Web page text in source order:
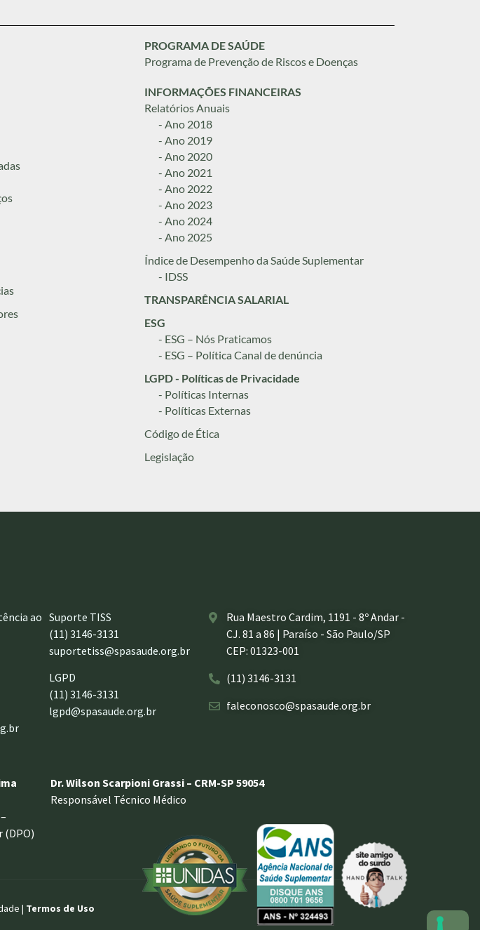
PROGRAMA DE SAÚDE
Programa de Prevenção de Riscos e Doenças
INFORMAÇÕES FINANCEIRAS
Relatórios Anuais
- Ano 2018
- Ano 2019
- Ano 2020
- Ano 2021
- Ano 2022
- Ano 2023
- Ano 2024
- Ano 2025
Índice de Desempenho da Saúde Suplementar
- IDSS
TRANSPARÊNCIA SALARIAL
ESG
- ESG – Nós Praticamos
- ESG – Política Canal de denúncia
LGPD - Políticas de Privacidade
- Políticas Internas
- Políticas Externas
Código de Ética
Legislação
ao Suporte TISS
(11) 3146-3131
suportetiss@spasaude.org.br
LGPD
(11) 3146-3131
lgpd@spasaude.org.br
Rua Maestro Cardim, 1191 - 8º Andar -
CJ. 81 a 86 | Paraíso - São Paulo/SP
CEP: 01323-001
(11) 3146-3131
faleconosco@spasaude.org.br
–
(DPO)
Dr. Wilson Scarpioni Grassi – CRM-SP 59054
Responsável Técnico Médico
| Termos de Uso